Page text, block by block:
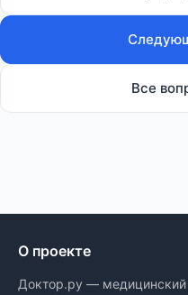
Все
О проекте
Доктор.ру — медицинский